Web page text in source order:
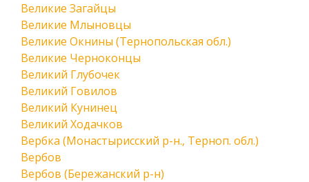
Великие Загайцы
Великие Млыновцы
Великие Окнины (Тернопольская обл.)
Великие Черноконцы
Великий Глубочек
Великий Говилов
Великий Кунинец
Великий Ходачков
Вербка (Монастырисский р-н., Терноп. обл.)
Вербов
Вербов (Бережанский р-н)